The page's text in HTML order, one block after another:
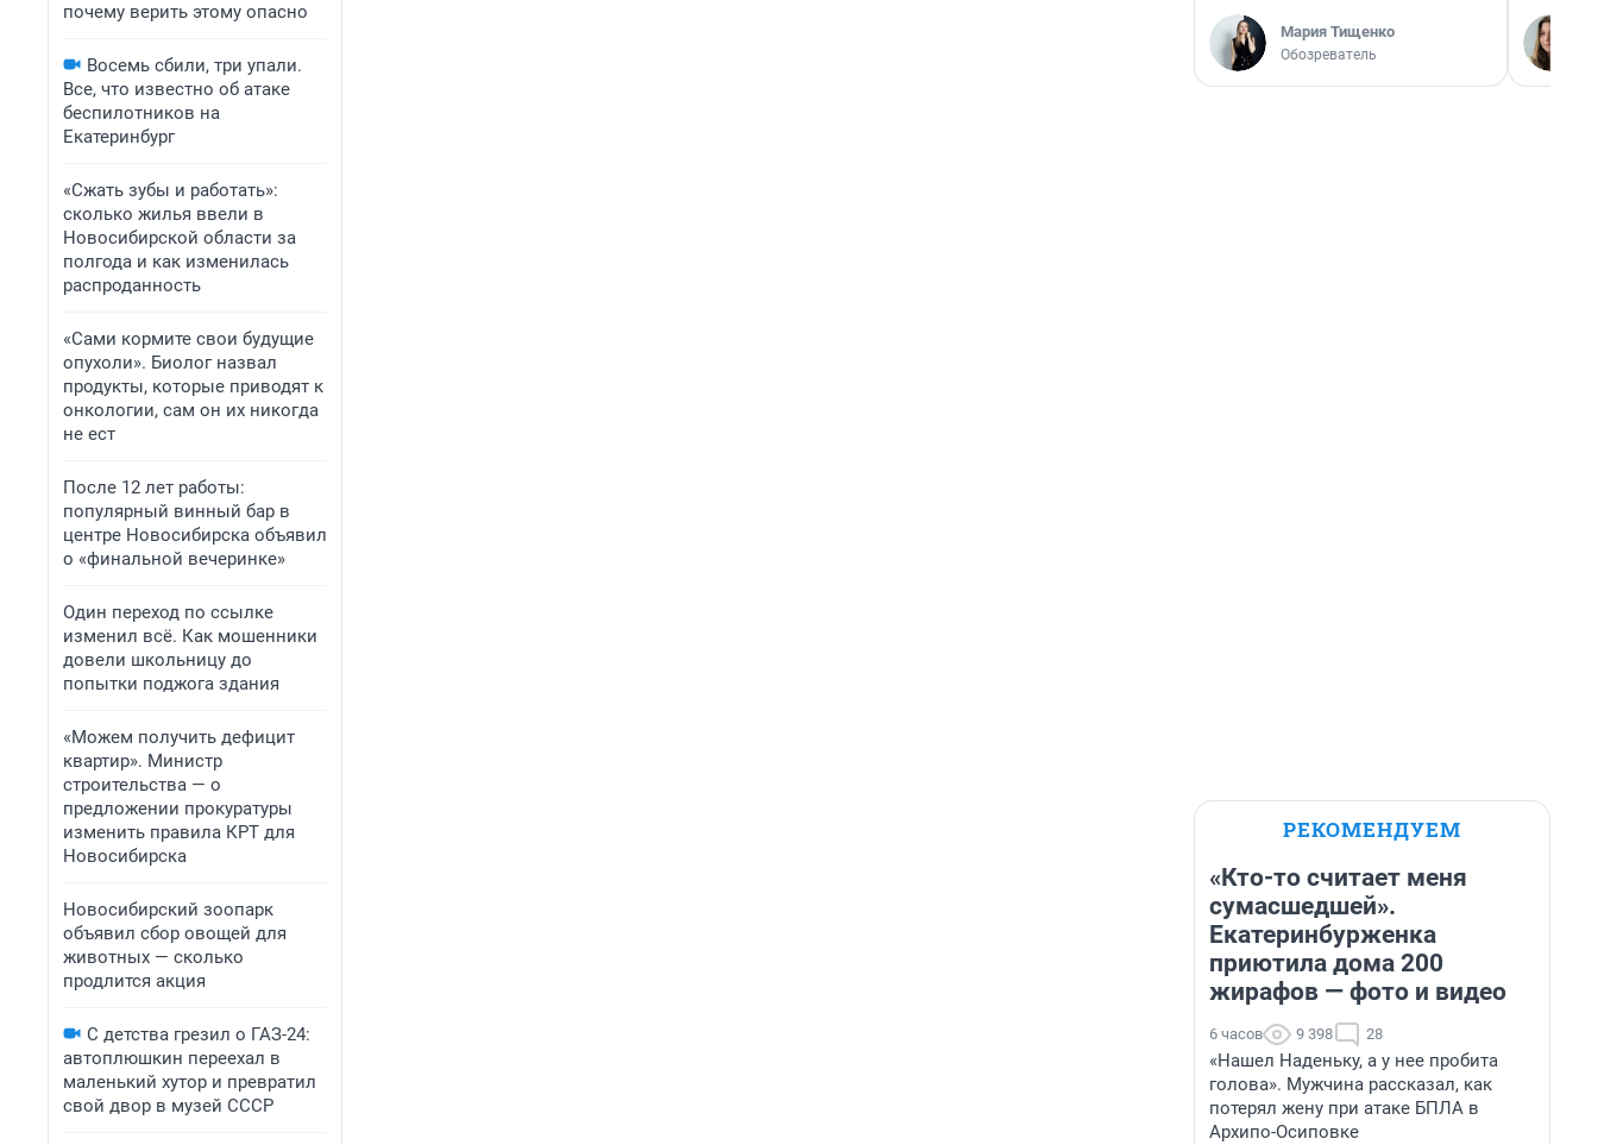
почему верить этому опасно
Восемь сбили, три упали.
Все, что известно об атаке
беспилотников на
Екатеринбург
«Сжать зубы и работать»:
сколько жилья ввели в
Новосибирской области за
полгода и как изменилась
распроданность
«Сами кормите свои будущие
опухоли». Биолог назвал
продукты, которые приводят к
онкологии, сам он их никогда
не ест
После 12 лет работы:
популярный винный бар в
центре Новосибирска объявил
о «финальной вечеринке»
Один переход по ссылке
изменил всё. Как мошенники
довели школьницу до
попытки поджога здания
«Можем получить дефицит
квартир». Министр
строительства — о
предложении прокуратуры
изменить правила КРТ для
Новосибирска
Новосибирский зоопарк
объявил сбор овощей для
животных — сколько
продлится акция
С детства грезил о ГАЗ-24:
автоплюшкин переехал в
маленький хутор и превратил
свой двор в музей СССР
Мария Тищенко
Обозреватель
РЕКОМЕНДУЕМ
«Кто-то считает меня
сумасшедшей».
Екатеринбурженка
приютила дома 200
жирафов — фото и видео
6 часов 9 398 28
«Нашел Наденьку, а у нее пробита
голова». Мужчина рассказал, как
потерял жену при атаке БПЛА в
Архипо-Осиповке